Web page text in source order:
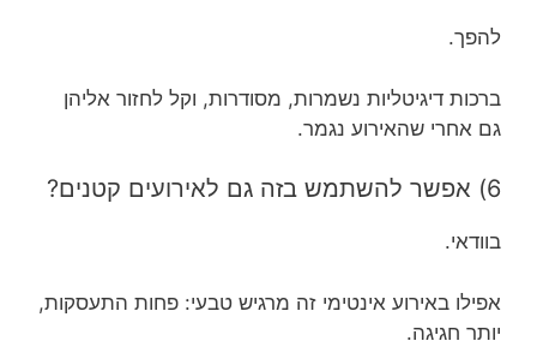
להפך.
ברכות דיגיטליות נשמרות, מסודרות, וקל לחזור אליהן
גם אחרי שהאירוע נגמר.
6) אפשר להשתמש בזה גם לאירועים קטנים?
בוודאי.
אפילו באירוע אינטימי זה מרגיש טבעי: פחות התעסקות,
יותר חגיגה.